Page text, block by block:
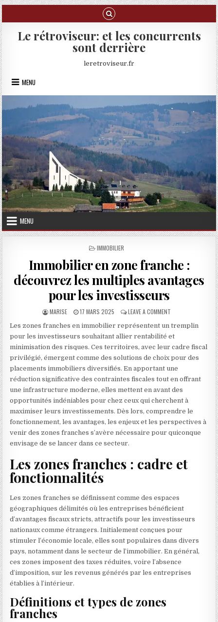
Skip to content
Le rétroviseur: et les concurrents
sont derrière
leretroviseur.fr
MENU
MENU
POSTED IN
IMMOBILIER
Immobilier en zone franche :
découvrez les multiples avantages
pour les investisseurs
AUTHOR:
MARISE PUBLISHED DATE:
17 MARS 2025 LEAVE A COMMENT ON IMMOBILIER
Les zones franches en immobilier représentent un tremplin
pour les investisseurs souhaitant allier rentabilité et
minimisation des risques. Ces territoires, avec leur cadre fiscal
privilégié, émergent comme des solutions de choix pour des
placements immobiliers diversifiés. En apportant une
réduction significative des contraintes fiscales tout en offrant
une infrastructure moderne, elles mettent en avant des
opportunités indéniables pour chez ceux qui cherchent à
maximiser leurs investissements. Dès lors, comprendre le
fonctionnement, les avantages, les enjeux et les perspectives à
venir des zones franches s’avère nécessaire pour quiconque
envisage de se lancer dans ce secteur.
Les zones franches : cadre et
fonctionnalités
Les zones franches se définissent comme des espaces
géographiques délimités où les entreprises bénéficient
d’avantages fiscaux stricts, attractifs pour les investisseurs
nationaux comme étrangers. Initialement conçues pour
stimuler l’économie locale, elles sont populaires dans divers
pays, notamment dans le secteur de l’immobilier. En général,
ces zones imposent des taxes réduites, voire l’absence
d’imposition, sur les revenus générés par les entreprises
établies à l’intérieur.
Définitions et types de zones
franches